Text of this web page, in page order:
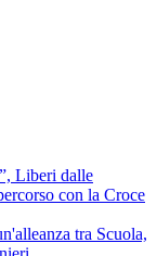
Liberi dalle
con la Croce
tra Scuola,